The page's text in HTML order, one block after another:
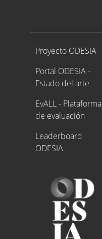
Proyecto ODESIA
Proyecto ODESIA
Portal ODESIA -
Estado del arte
EvALL - Plataforma
de evaluación
Leaderboard
ODESIA